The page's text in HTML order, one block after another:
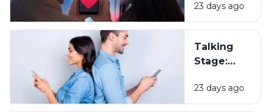
Pacaran,
Apa
23 days ago
Talking
Stage:
Dekat, tapi
Belum
23 days ago